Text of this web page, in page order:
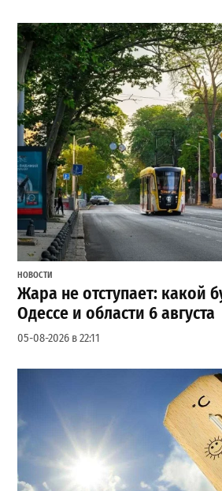
НОВОСТИ
Жара не отступает: какой
Одессе и области 6 августа
05-08-2026 в 22:11